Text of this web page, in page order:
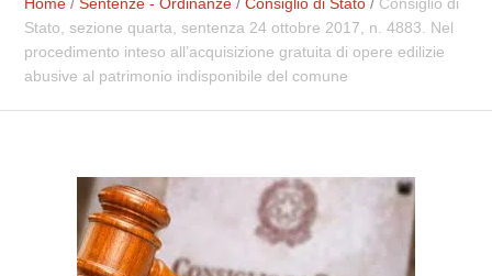
Stato, sezione quarta, sentenza 24 ottobre 2017, n. 4883. Nel
procedimento inteso all’acquisizione gratuita di opere edilizie
abusive al patrimonio indisponibile del comune